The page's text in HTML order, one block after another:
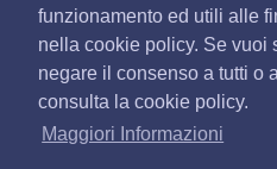
funzionamento ed utili alle
nella cookie policy. Se vuoi
negare il consenso a tutti o
consulta la cookie policy.
Maggiori Informazioni
REDAZIONE PUBBLICITÀ PRIVACY E